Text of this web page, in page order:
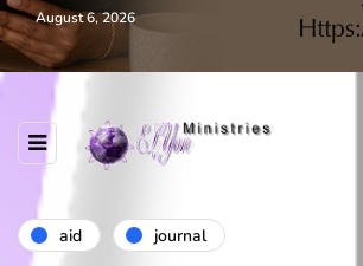
August 6, 2026
aid journal